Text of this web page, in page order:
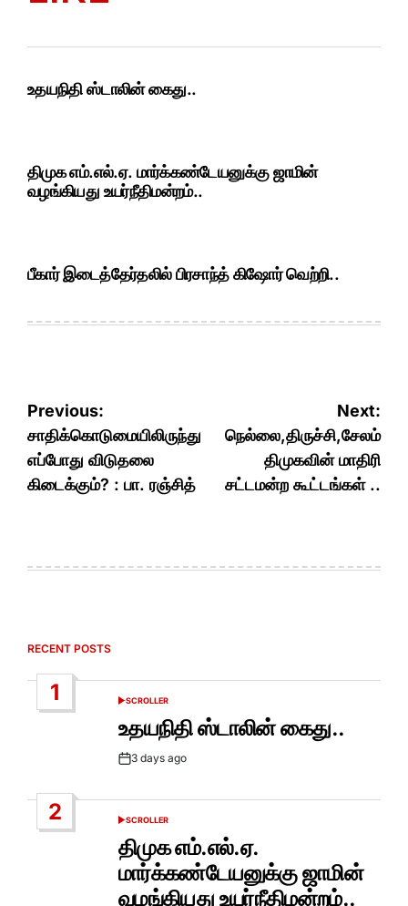
உதயநிதி ஸ்டாலின் கைது..
திமுக எம்.எல்.ஏ. மார்க்கண்டேயனுக்கு ஜாமின்
வழங்கியது உயர்நீதிமன்றம்..
பீகார் இடைத்தேர்தலில் பிரசாந்த் கிஷோர் வெற்றி..
Post
navigation
Previous:
சாதிக்கொடுமையிலிருந்து
எப்போது விடுதலை
கிடைக்கும்? : பா. ரஞ்சித்
Next:
நெல்லை,திருச்சி,சேலம்
திமுகவின் மாதிரி
சட்டமன்ற கூட்டங்கள் ..
RECENT POSTS
1
POSTED
SCROLLER
உதயநிதி ஸ்டாலின் கைது..
Post3 days ago
2
POSTED
SCROLLER
திமுக எம்.எல்.ஏ.
மார்க்கண்டேயனுக்கு ஜாமின்
வழங்கியது உயர்நீதிமன்றம்..